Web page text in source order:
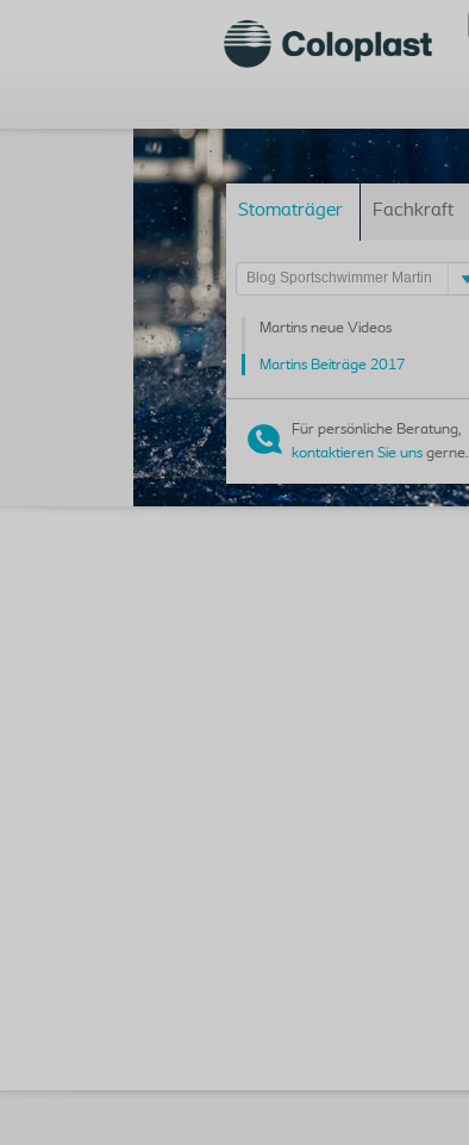
Stomaträger
Blog Sportschwimmer Martin
Martins neue Videos
Martins Beiträge 2017
Fachkraft
Für persönliche Beratung,
kontaktieren Sie uns gerne.